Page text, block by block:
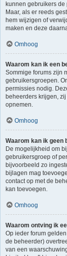
kunnen gebruikers
Maar, als er reeds
hem wijzigen of
maken en deze
Omhoog
Waarom kan ik een
Sommige forums zijn
gebruikersgroepen.
permissies nodig.
beheerders krijgen,
opnemen.
Omhoog
Waarom kan ik geen
De mogelijkheid om
gebruikersgroep of
bijvoorbeeld zo
bijlagen mag
contact op met de
kan toevoegen.
Omhoog
Waarom ontving ik
Op ieder forum
de beheerder)
van een